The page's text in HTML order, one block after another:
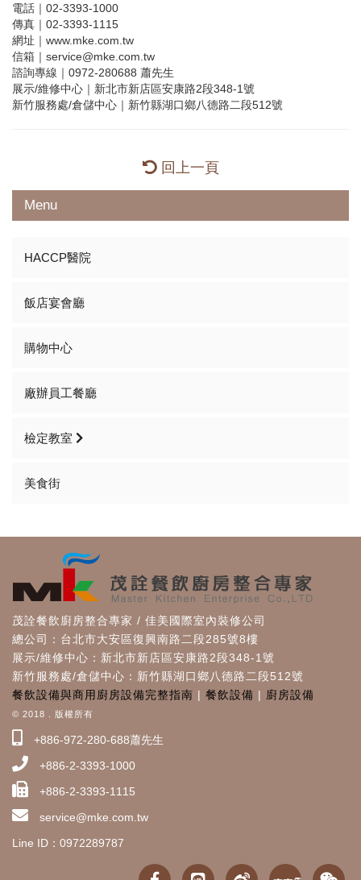
電話｜02-3393-1000
傳真｜02-3393-1115
網址｜www.mke.com.tw
信箱｜service@mke.com.tw
諮詢專線｜0972-280688 蕭先生
展示/維修中心｜新北市新店區安康路2段348-1號
新竹服務處/倉儲中心｜新竹縣湖口鄉八德路二段512號
回上一頁
Menu
HACCP醫院
飯店宴會廳
購物中心
廠辦員工餐廳
檢定教室
美食街
茂詮餐飲廚房整合專家 / 佳美國際室內裝修公司
總公司：台北市大安區復興南路二段285號8樓
展示/維修中心：新北市新店區安康路2段348-1號
新竹服務處/倉儲中心：新竹縣湖口鄉八德路二段512號
餐飲設備與商用廚房設備完整指南 | 餐飲設備 | 廚房設備
© 2018 . 版權所有
+886-972-280-688蕭先生
+886-2-3393-1000
+886-2-3393-1115
service@mke.com.tw
Line ID：0972289787